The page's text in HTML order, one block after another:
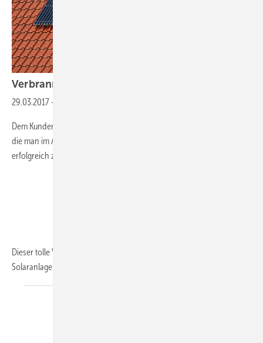
Verbrannte Anlage, verbrannter
29.03.2017 -
Dem Kunden einen Mehrwert zu liefern ist eines der wichtigen Ziele,
die man im Auge behalten muss, um dauerhaft am lokalen Markt
erfolgreich zu sein.
Dieser tolle Vorsatz gilt natürlich auch beim Bau von thermischen
Solaranlagen, kurz TSA genannt. Es spricht sich